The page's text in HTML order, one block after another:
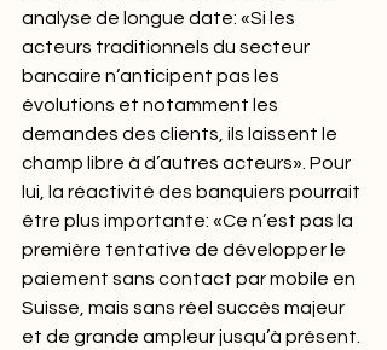
analyse de longue date: «Si les
acteurs traditionnels du secteur
bancaire n’anticipent pas les
évolutions et notamment les
demandes des clients, ils laissent le
champ libre à d’autres acteurs». Pour
lui, la réactivité des banquiers pourrait
être plus importante: «Ce n’est pas la
première tentative de développer le
paiement sans contact par mobile en
Suisse, mais sans réel succès majeur
et de grande ampleur jusqu’à présent.